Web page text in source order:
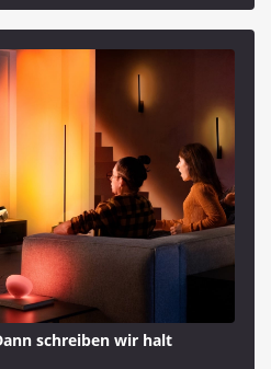
schreiben wir halt